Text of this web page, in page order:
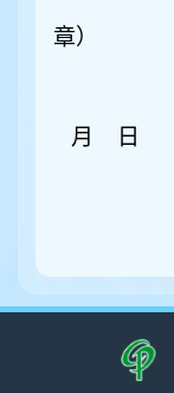
章）
月 日